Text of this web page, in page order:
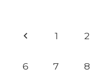
Navegació
1 2
6 7 8